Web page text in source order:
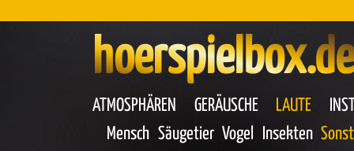
hoerspielbox.de
ATMOSPHÄREN GERÄUSCHE LAUTE
Mensch Säugetier Vogel Insekten